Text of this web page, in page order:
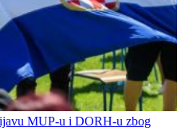
MUP-u i DORH-u zbog